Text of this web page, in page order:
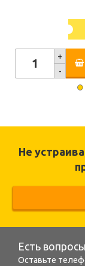
+
-
Не
Есть
Оставьте